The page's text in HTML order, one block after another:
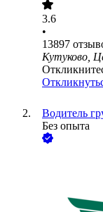
3.6
•
13897
Кутуково,
Водитель
Без опыта